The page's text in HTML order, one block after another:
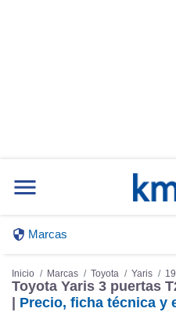
Marcas
Inicio Marcas Toyota Yaris
Toyota Yaris 3 puertas
Precio, ficha técnica y